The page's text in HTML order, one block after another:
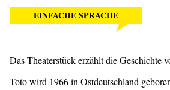
EINFACHE SPRACHE
Das Theaterstück erzählt die Geschichte
Toto wird 1966 in Ostdeutschland